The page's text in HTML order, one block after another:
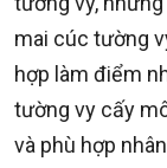
mai cúc tường
hợp làm điểm
tường vy cấy
và phù hợp